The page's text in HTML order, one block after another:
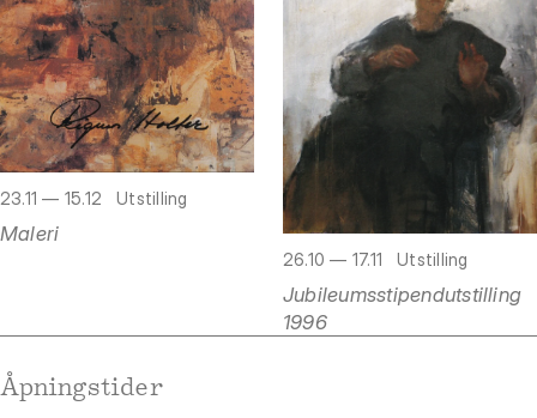
23.11 — 15.12 Utstilling
Maleri
26.10 — 17.11 Utstilling
Jubileumsstipendutstilling
1996
Åpningstider